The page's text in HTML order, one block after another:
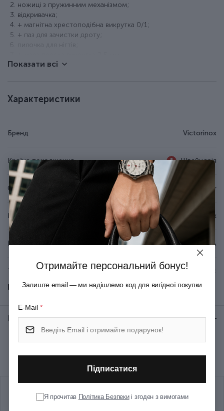
ножиці з пружинним механізмом;
відкривачка;
+ магнітна хрестоподібна викрутка 0/1;
+ паз для зачистки дроту;
пилочка для нігтів;
пінцет у передній накладці;
Особливості ножа Victorinox
Компактний розмір — 58 x 20 x 10 мм.
Інструменти виготовлені з неіржавної сталі.
Червоні накладки із ударостійкого пластику з логотипом
бренду.
Вироблено у Швейцарії.
Показати всі
Характеристики
Бренд Victorinox
Країна походження Швейцарія
Серія Rambler
Матеріал руків'я/накладок Целідор/ABS-пластик
Матеріал леза Неіржавна сталь
Тип ножового замка
Розмір
Довжина складаного ножа
Кількість шарів
Показати всі
Відгуки: ★ 0 (0)
Рекомендуємо купити разом
Отримайте персональний бонус!
Залиште email — ми надішлемо код для вигідної покупки
E-Mail *
Підписатися
Я прочитав Політика Безпекиі згоден з вимогами